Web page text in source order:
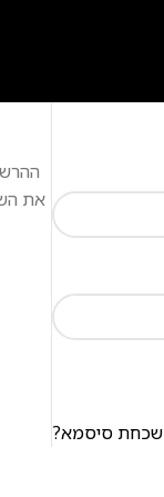
שכחת סיסמא?
את